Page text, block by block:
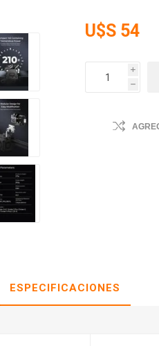
U$S 54
i
h
ESPECIFICACIONES